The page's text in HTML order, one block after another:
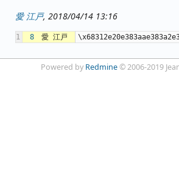
愛 江戸, 2018/04/14 13:16
1 8 愛 江戸
Powered by Redmine© 2006-2019